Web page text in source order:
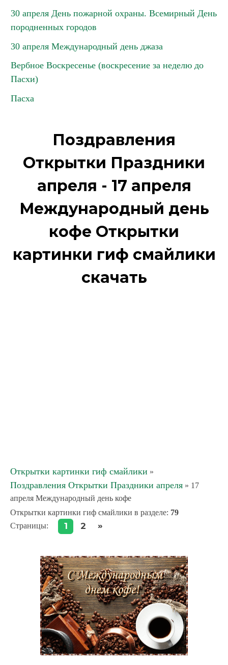
30 апреля День пожарной охраны. Всемирный День
породненных городов
30 апреля Международный день джаза
Вербное Воскресенье (воскресение за неделю до
Пасхи)
Пасха
Поздравления
Открытки Праздники
апреля - 17 апреля
Международный день
кофе Открытки
картинки гиф смайлики
скачать
Открытки картинки гиф смайлики »
Поздравления Открытки Праздники апреля » 17
апреля Международный день кофе
Открытки картинки гиф смайлики в разделе: 79
Страницы: 1 2 »